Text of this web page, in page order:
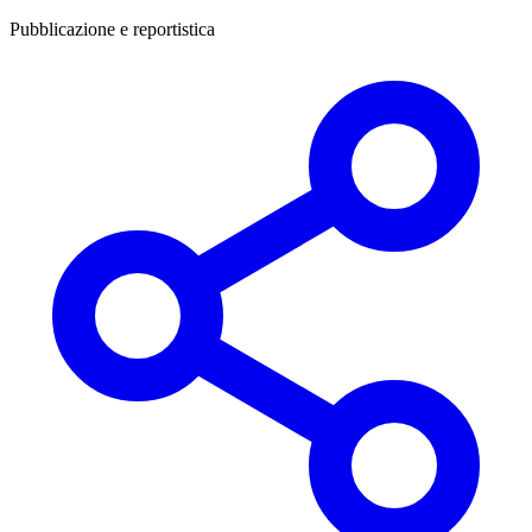
Pubblicazione e reportistica